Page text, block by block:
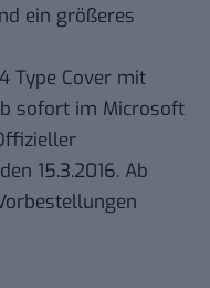
ein größeres
Type Cover mit
sofort im Microsoft
15.3.2016. Ab